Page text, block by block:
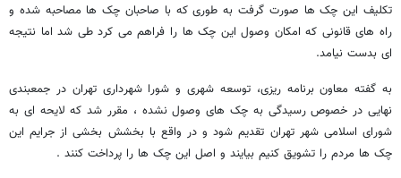
تکلیف این چک ها صورت گرفت به طوری که با صاحبان چک ها مصاحبه شده و
راه های قانونی که امکان وصول این چک ها را فراهم می کرد طی شد اما نتیجه
ای بدست نیامد.
به گفته معاون برنامه ریزی، توسعه شهری و شورا شهرداری تهران در جمعبندی
نهایی در خصوص رسیدگی به چک های وصول نشده ، مقرر شد که لایحه ای به
شورای اسلامی شهر تهران تقدیم شود و در واقع با بخشش بخشی از جرایم این
چک ها مردم را تشویق کنیم بیایند و اصل این چک ها را پرداخت کنند .